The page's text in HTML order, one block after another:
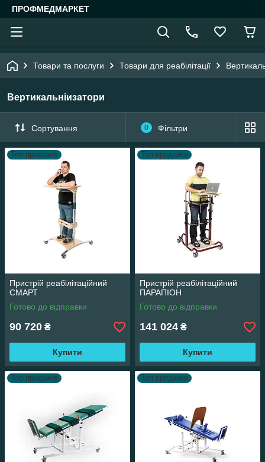
ПРОФМЕДМАРКЕТ
Товари та послуги Товари для реабілітації
Вертикальніизатори
Сортування 0 Фільтри
Топ продажів
Пристрій реабілітаційний
СМАРТ
Готово до відправки
90 720 ₴
Купити
Топ продажів
Пристрій реабілітаційний
ПАРАПІОН
Готово до відправки
141 024 ₴
Купити
Топ продажів Топ продажів